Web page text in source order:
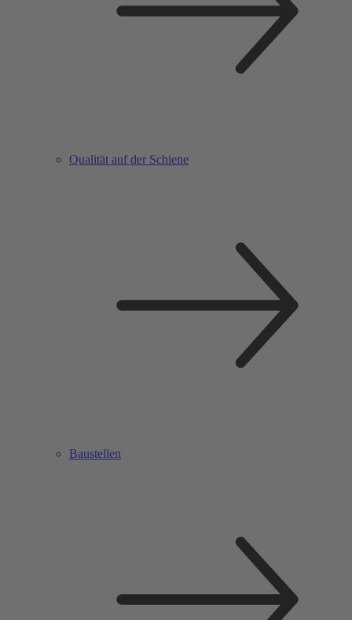
Qualität auf der Schiene
Baustellen